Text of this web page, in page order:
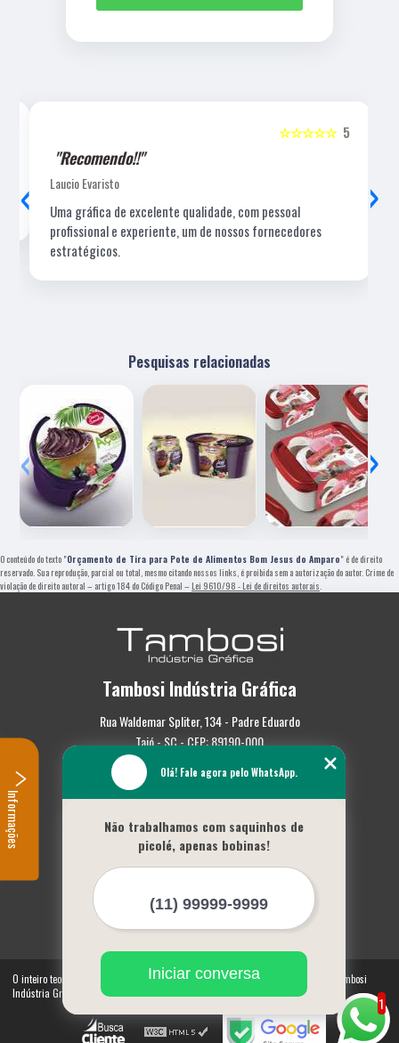
5
☆☆☆☆☆
"Recomendo!!"
Laucio Evaristo
Uma gráfica de excelente qualidade, com pessoal
profissional e experiente, um de nossos fornecedores
estratégicos.
‹ ›
Pesquisas relacionadas
‹ ›
O conteúdo do texto "Orçamento de Tira para Pote de Alimentos Bom Jesus do Amparo" é de direito
reservado. Sua reprodução, parcial ou total, mesmo citando nossos links, é proibida sem a autorização do autor. Crime de
violação de direito autoral – artigo 184 do Código Penal – Lei 9610/98 - Lei de direitos autorais
Tambosi Indústria Gráfica
Rua Waldemar Spliter, 134 - Padre Eduardo
Taió - SC - CEP: 89190-000
(47) 3562-0587
Empresa
Missão
Serviços
Mapa do site
Mais Serviços
O inteiro teor deste site está sujeito à proteção de direitos autorais. Copyright© Tambosi
Indústria Gráfica (Lei 9610 de 19/02/1998)
1
Olá! Fale agora pelo WhatsApp.
Não trabalhamos com saquinhos de
picolé, apenas bobinas!
Iniciar conversa
Informações